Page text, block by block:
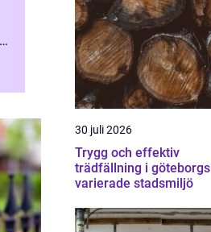
30 juli 2026
Trygg och effektiv
trädfällning i göteborgs
varierade stadsmiljö